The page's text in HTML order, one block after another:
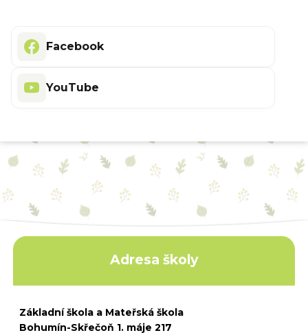
Facebook
YouTube
Adresa školy
Základní škola a Mateřská škola
Bohumín-Skřečoň 1. máje 217